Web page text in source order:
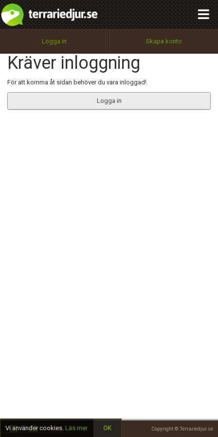
Logga in Skapa konto
Kräver inloggning
För att komma åt sidan behöver du vara inloggad!
Logga in
Copyright © Terrariedjur.se
Utför
100%
OK
integritetspolicy
Namn:
Epost:
Begär nytt lösenord
Tillbaka till förstasidan
Vi använder cookies. Läs mer OK